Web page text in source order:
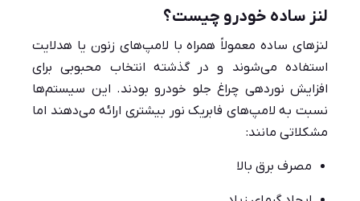
لنز ساده خودرو چیست؟
لنزهای ساده معمولاً همراه با لامپ‌های زنون یا هدلایت
استفاده می‌شوند و در گذشته انتخاب محبوبی برای
افزایش نوردهی چراغ جلو خودرو بودند. این سیستم‌ها
نسبت به لامپ‌های فابریک نور بیشتری ارائه می‌دهند اما
مشکلاتی مانند:
مصرف برق بالا